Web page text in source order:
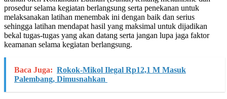
prosedur selama kegiatan berlangsung serta penekanan untuk
melaksanakan latihan menembak ini dengan baik dan serius
sehingga latihan mendapat hasil yang maksimal untuk dijadikan
bekal tugas-tugas yang akan datang serta jangan lupa jaga faktor
keamanan selama kegiatan berlangsung.
Baca Juga: Rokok-Mikol Ilegal Rp12,1 M Masuk
Palembang, Dimusnahkan